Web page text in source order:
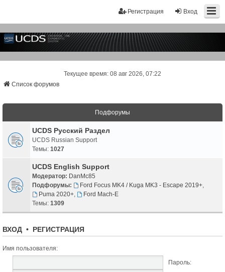
Вход
Регистрация
Текущее время: 08 авг 2026, 07:22
Список форумов
Подфорумы
UCDS Русский Раздел
UCDS Russian Support
Темы: 1027
UCDS English Support
Модератор: DanMc85
Подфорумы:
Ford Focus MK4 / Kuga MK3 - Escape 2019+,
Puma 2020+,
Ford Mach-E
Темы: 1309
ВХОД • РЕГИСТРАЦИЯ
Имя пользователя:
Пароль: